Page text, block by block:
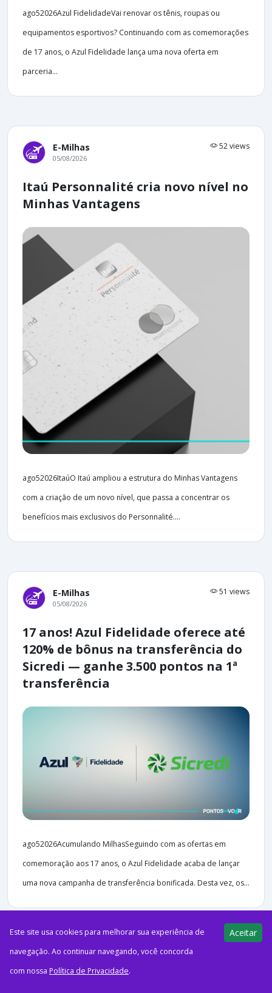
ago52026Azul FidelidadeVai renovar os tênis, roupas ou
equipamentos esportivos? Continuando com as comemorações
de 17 anos, o Azul Fidelidade lança uma nova oferta em
parceria...
E-Milhas 52 views
05/08/2026
Itaú Personnalité cria novo nível no
Minhas Vantagens
ago52026ItaúO Itaú ampliou a estrutura do Minhas Vantagens
com a criação de um novo nível, que passa a concentrar os
benefícios mais exclusivos do Personnalité....
E-Milhas 51 views
05/08/2026
17 anos! Azul Fidelidade oferece até
120% de bônus na transferência do
Sicredi — ganhe 3.500 pontos na 1ª
transferência
ago52026Acumulando MilhasSeguindo com as ofertas em
comemoração aos 17 anos, o Azul Fidelidade acaba de lançar
uma nova campanha de transferência bonificada. Desta vez, os...
05/08/2026
Este site usa cookies para melhorar sua experiência de
navegação. Ao continuar navegando, você concorda
com nossa Política de Privacidade.
Aceitar